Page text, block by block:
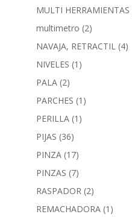
MULTI HERRAMIENTAS
multimetro (2)
NAVAJA, RETRACTIL (4)
NIVELES (1)
PALA (2)
PARCHES (1)
PERILLA (1)
PIJAS (36)
PINZA (17)
PINZAS (7)
RASPADOR (2)
REMACHADORA (1)